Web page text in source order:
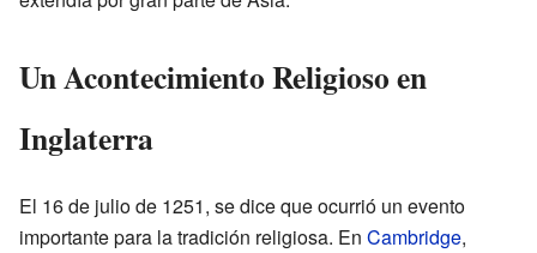
Un Acontecimiento Religioso en
Inglaterra
El 16 de julio de 1251, se dice que ocurrió un evento
importante para la tradición religiosa. En Cambridge,